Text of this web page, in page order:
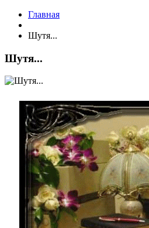
Главная
Шутя...
Шутя...